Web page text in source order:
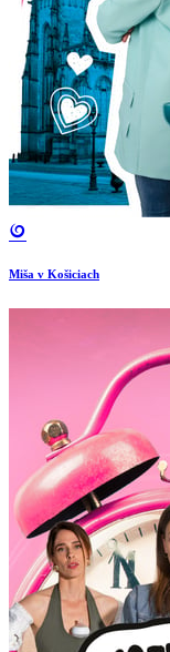
Miša v Košiciach